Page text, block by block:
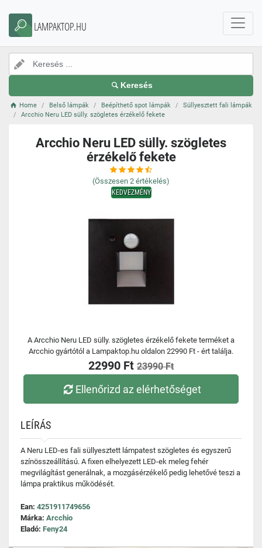
LAMPAKTOP.HU
Keresés
Home Belső lámpák Beépíthető spot lámpák
Süllyesztett fali lámpák
Arcchio Neru LED sülly. szögletes érzékelő fekete
Arcchio Neru LED sülly. szögletes
érzékelő fekete
(Összesen 2 értékelés)
KEDVEZMÉNY
A Arcchio Neru LED sülly. szögletes érzékelő fekete terméket a
Arcchio gyártótól a Lampaktop.hu oldalon 22990 Ft - ért találja.
22990 Ft 23990 Ft
Ellenőrizd az elérhetőséget
LEÍRÁS
A Neru LED-es fali süllyesztett lámpatest szögletes és egyszerű
színösszeállítású. A fixen elhelyezett LED-ek meleg fehér
megvilágítást generálnak, a mozgásérzékelő pedig lehetővé teszi a
lámpa praktikus működését.
Ean: 4251911749656
Márka: Arcchio
Eladó: Feny24